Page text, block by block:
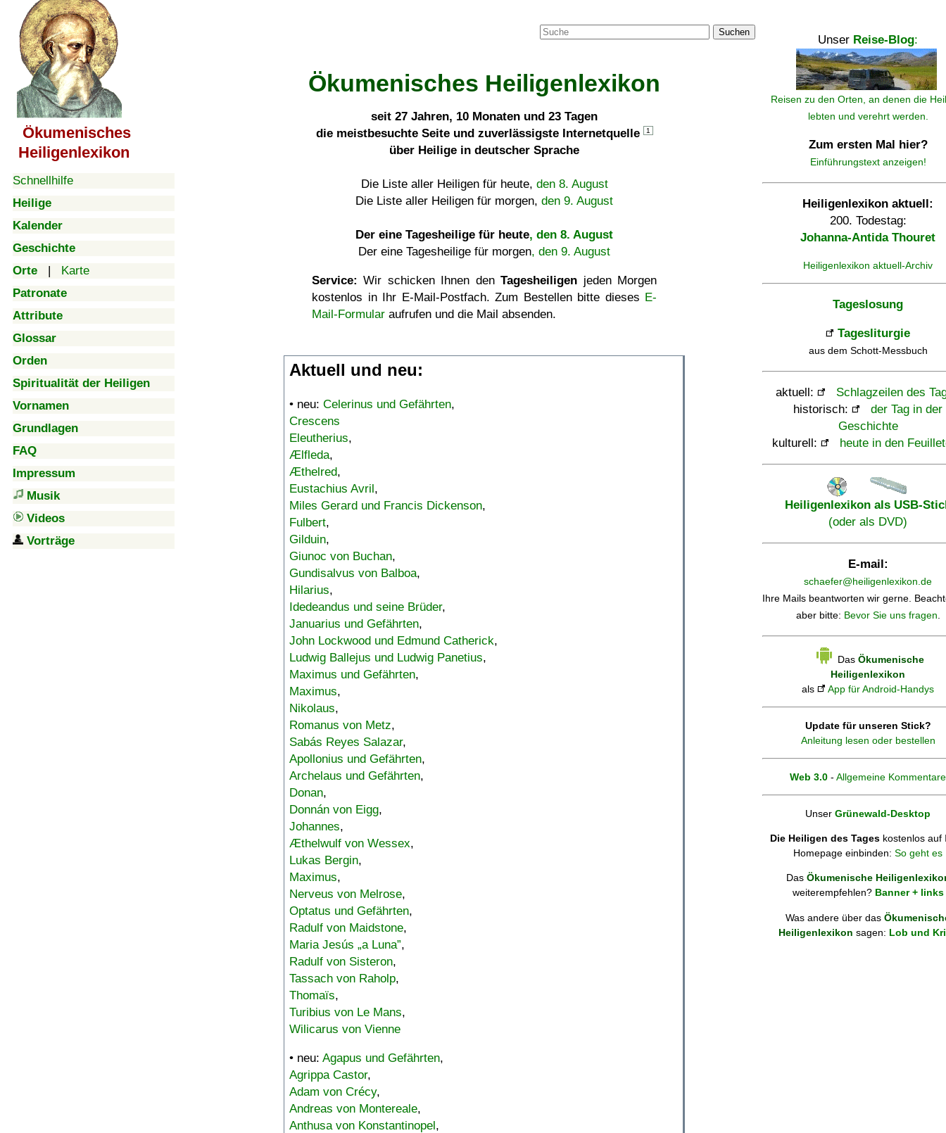
Ökumenisches
Heiligenlexikon
Schnellhilfe
Heilige
Kalender
Geschichte
Orte | Karte
Patronate
Attribute
Glossar
Orden
Spiritualität der Heiligen
Vornamen
Grundlagen
FAQ
Impressum
Musik
Videos
Vorträge
Suchen
Ökumenisches Heiligenlexikon
seit 27 Jahren, 10 Monaten und 23 Tagen
die meistbesuchte Seite und zuverlässigste Internetquelle
1
über Heilige in deutscher Sprache
Die Liste aller Heiligen für heute, den 8. August
Die Liste aller Heiligen für morgen, den 9. August
Der eine Tagesheilige für heute, den 8. August
Der eine Tagesheilige für morgen, den 9. August
Service: Wir schicken Ihnen denTagesheiligen jeden Morgen
kostenlos in Ihr E-Mail-Postfach. Zum Bestellen bitte dieses E-
Mail-Formular aufrufen und die Mail absenden.
Aktuell und neu:
• neu: Celerinus und Gefährten,
Crescens
Eleutherius,
Ælfleda,
Æthelred,
Eustachius Avril,
Miles Gerard und Francis Dickenson,
Fulbert,
Gilduin,
Giunoc von Buchan,
Gundisalvus von Balboa,
Hilarius,
Idedeandus und seine Brüder,
Januarius und Gefährten,
John Lockwood und Edmund Catherick,
Ludwig Ballejus und Ludwig Panetius,
Maximus und Gefährten,
Maximus,
Nikolaus,
Romanus von Metz,
Sabás Reyes Salazar,
Apollonius und Gefährten,
Archelaus und Gefährten,
Donan,
Donnán von Eigg,
Johannes,
Æthelwulf von Wessex,
Lukas Bergin,
Maximus,
Nerveus von Melrose,
Optatus und Gefährten,
Radulf von Maidstone,
Maria Jesús „a Luna”,
Radulf von Sisteron,
Tassach von Raholp,
Thomaïs,
Turibius von Le Mans,
Wilicarus von Vienne
• neu: Agapus und Gefährten,
Agrippa Castor,
Adam von Crécy,
Andreas von Montereale,
Anthusa von Konstantinopel,
Unser Reise-Blog:
Reisen zu den Orten, an denen die
lebten und verehrt werden.
Zum ersten Mal hier?
Einführungstext anzeigen!
Heiligenlexikon aktuell:
200. Todestag:
Johanna-Antida Thouret
Heiligenlexikon aktuell-Archiv
Tageslosung
Tagesliturgie
aus dem Schott-Messbuch
aktuell:
Schlagzeilen des
historisch:
der Tag in der
Geschichte
kulturell:
heute in den
Heiligenlexikon als USB-
(oder als DVD)
E-mail:
schaefer@heiligenlexikon.de
Ihre Mails beantworten wir gerne.
aber bitte: Bevor Sie uns fragen.
Das Ökumenische
Heiligenlexikon
als
App für Android-Handys
Update für unseren Stick?
Anleitung lesen oder bestellen
Web 3.0 - Allgemeine Kommentare
Unser Grünewald-Desktop
Die Heiligen des Tages kostenlos auf
Homepage einbinden: So geht es
Das Ökumenische
weiterempfehlen? Banner + links
Was andere über das
Heiligenlexikon sagen: Lob und